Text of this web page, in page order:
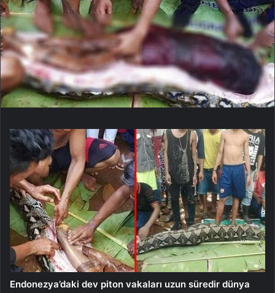
Endonezya’daki dev piton vakaları uzun süredir dünya